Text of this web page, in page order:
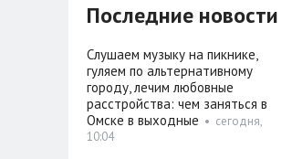
Последние новости
Слушаем музыку на пикнике,
гуляем по альтернативному
городу, лечим любовные
расстройства: чем заняться в
Омске в выходные • сегодня,
10:04